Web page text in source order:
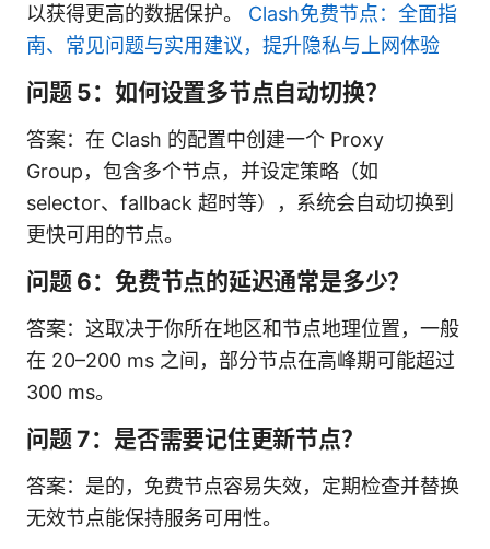
以获得更高的数据保护。 Clash免费节点：全面指
南、常见问题与实用建议，提升隐私与上网体验
问题 5：如何设置多节点自动切换？
答案：在 Clash 的配置中创建一个 Proxy
Group，包含多个节点，并设定策略（如
selector、fallback 超时等），系统会自动切换到
更快可用的节点。
问题 6：免费节点的延迟通常是多少？
答案：这取决于你所在地区和节点地理位置，一般
在 20–200 ms 之间，部分节点在高峰期可能超过
300 ms。
问题 7：是否需要记住更新节点？
答案：是的，免费节点容易失效，定期检查并替换
无效节点能保持服务可用性。